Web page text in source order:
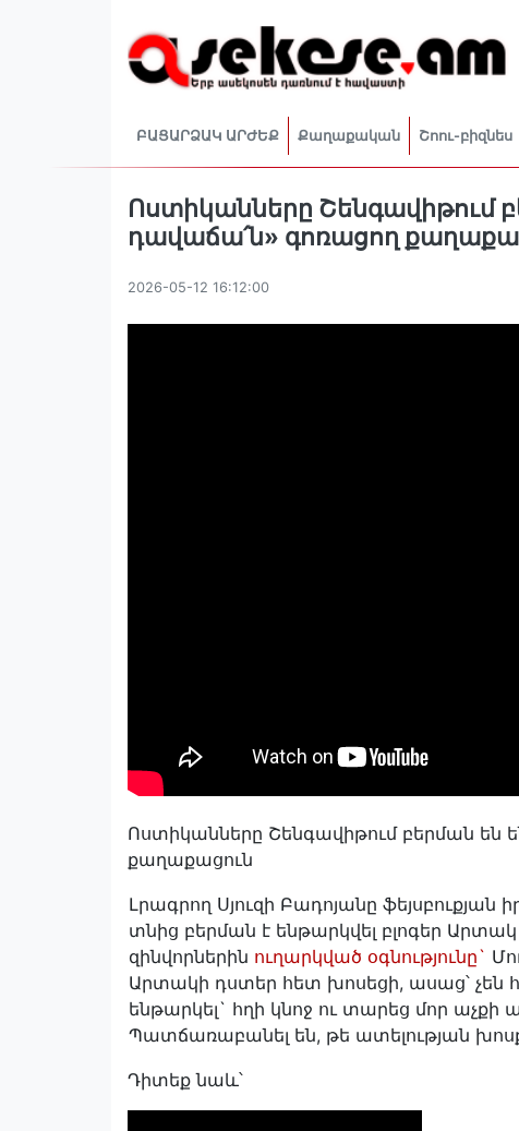
ԲԱՑԱՐՁԱԿ ԱՐԺԵՔ Քաղաքական Շոու-բիզնես
Ոստիկանները Շենգավիթում
դավաճա՛ն» գոռացող
2026-05-12 16:12:00
Ոստիկանները Շենգավիթում բերման են
քաղաքացուն
Լրագրող Սյուզի Բադոյանը ֆեյսբուքյան
տնից բերման է ենթարկվել բլոգեր
զինվորներին ուղարկված օգնությունը`
Արտակի դստեր հետ խոսեցի, ասաց՝ չեն
ենթարկել` հղի կնոջ ու տարեց մոր աչքի
Պատճառաբանել են, թե ատելության
Դիտեք նաև՝